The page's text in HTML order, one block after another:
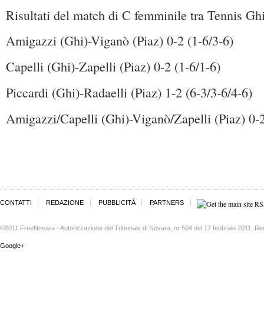
Risultati del match di C femminile tra Tennis
Amigazzi (Ghi)-Viganò (Piaz) 0-2 (1-6/3-6)
Capelli (Ghi)-Zapelli (Piaz) 0-2 (1-6/1-6)
Piccardi (Ghi)-Radaelli (Piaz) 1-2 (6-3/3-6/4-6)
Amigazzi/Capelli (Ghi)-Viganò/Zapelli (Piaz) 0-
CONTATTI REDAZIONE PUBBLICITÀ PARTNERS
©2011 FreeNovara - Autorizzazione del Tribunale di Novara, nr 504 del 17 febbraio 2011.
Google+